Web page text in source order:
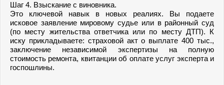
Шаг 4. Взыскание с виновника.
Это ключевой навык в новых реалиях. Вы подаете
исковое заявление мировому судье или в районный суд
(по месту жительства ответчика или по месту ДТП). К
иску прикладываете: страховой акт о выплате 400 тыс.,
заключение независимой экспертизы на полную
стоимость ремонта, квитанции об оплате услуг эксперта и
госпошлины.